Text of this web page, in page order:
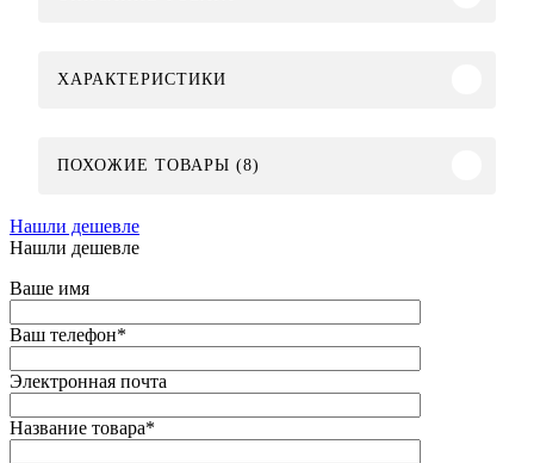
ХАРАКТЕРИСТИКИ
ПОХОЖИЕ ТОВАРЫ (8)
Нашли дешевле
Нашли дешевле
Ваше имя
Ваш телефон*
Электронная почта
Название товара*